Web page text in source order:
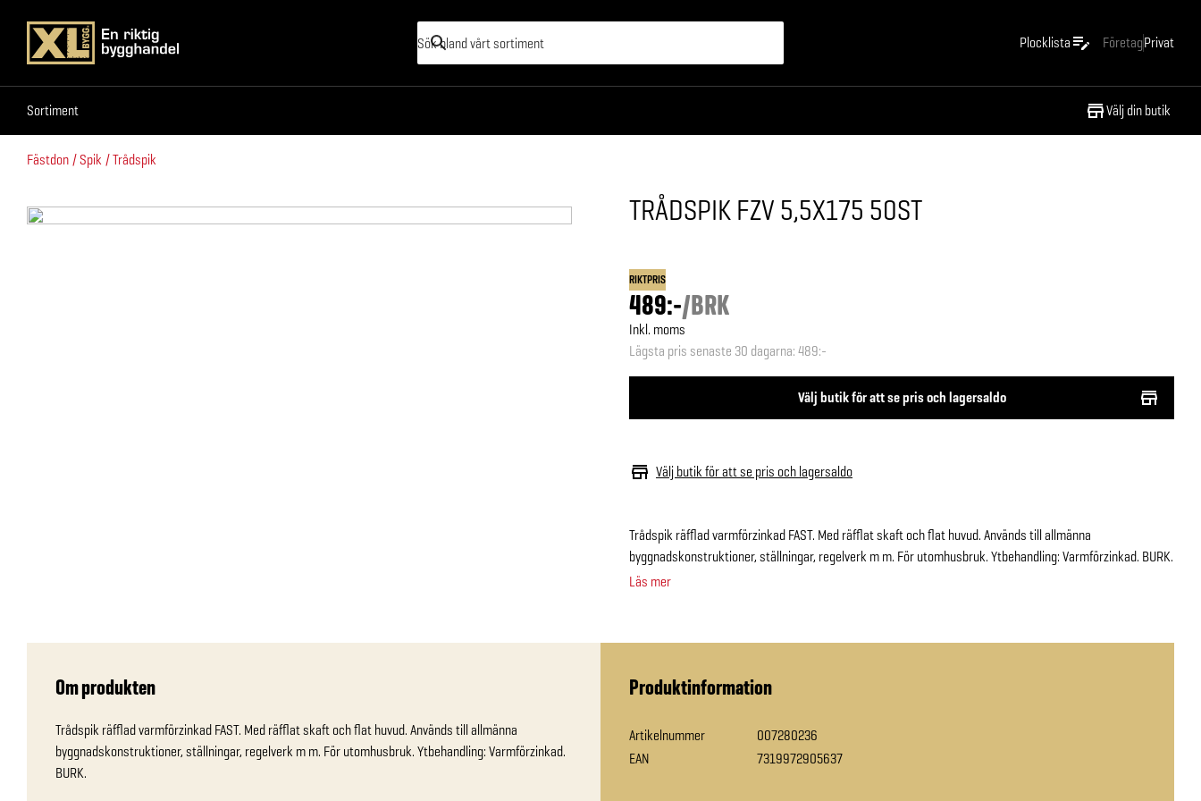
Plocklista FöretagPrivat
Sortiment Välj din butik
Sortiment
Fästdon Spik Trådspik
TRÅDSPIK FZV 5,5X175 50ST
RIKTPRIS
489:-/BRK
Inkl. moms
Lägsta pris senaste 30 dagarna:489:-
Välj butik för att se pris och lagersaldo
Välj butik för att se pris och lagersaldo
Trådspik räfflad varmförzinkad FAST. Med räfflat skaft och flat huvud. Används till allmänna
byggnadskonstruktioner, ställningar, regelverk m m. För utomhusbruk. Ytbehandling: Varmförzinkad. BURK.
Läs mer
Om produkten
Trådspik räfflad varmförzinkad FAST. Med räfflat skaft och flat huvud. Används till allmänna
byggnadskonstruktioner, ställningar, regelverk m m. För utomhusbruk. Ytbehandling: Varmförzinkad.
BURK.
Produktinformation
Artikelnummer
007280236
EAN
7319972905637